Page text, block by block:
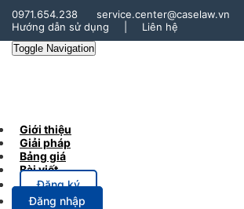
0971.654.238
service.center@caselaw.vn
Hướng dẫn sử dụng
Liên hệ
Toggle Navigation
Giới thiệu
Giải pháp
Bảng giá
Bài viết
Đăng ký
Đăng nhập